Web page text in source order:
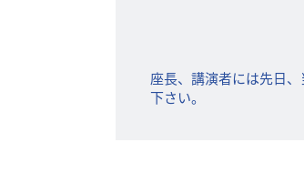
座長、講演者には先日
下さい。